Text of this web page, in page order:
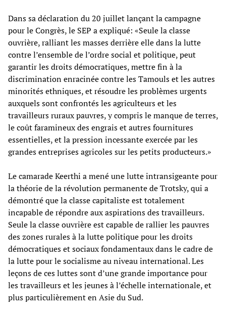
Dans sa déclaration du 20 juillet lançant la campagne
pour le Congrès, le SEP a expliqué: «Seule la classe
ouvrière, ralliant les masses derrière elle dans la lutte
contre l’ensemble de l’ordre social et politique, peut
garantir les droits démocratiques, mettre fin à la
discrimination enracinée contre les Tamouls et les autres
minorités ethniques, et résoudre les problèmes urgents
auxquels sont confrontés les agriculteurs et les
travailleurs ruraux pauvres, y compris le manque de terres,
le coût faramineux des engrais et autres fournitures
essentielles, et la pression incessante exercée par les
grandes entreprises agricoles sur les petits producteurs.»
Le camarade Keerthi a mené une lutte intransigeante pour
la théorie de la révolution permanente de Trotsky, qui a
démontré que la classe capitaliste est totalement
incapable de répondre aux aspirations des travailleurs.
Seule la classe ouvrière est capable de rallier les pauvres
des zones rurales à la lutte politique pour les droits
démocratiques et sociaux fondamentaux dans le cadre de
la lutte pour le socialisme au niveau international. Les
leçons de ces luttes sont d’une grande importance pour
les travailleurs et les jeunes à l’échelle internationale, et
plus particulièrement en Asie du Sud.